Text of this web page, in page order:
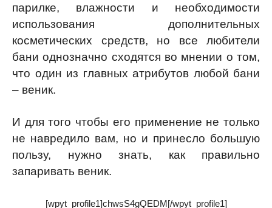
парилке, влажности и необходимости
использования дополнительных
косметических средств, но все любители
бани однозначно сходятся во мнении о том,
что один из главных атрибутов любой бани
– веник.
И для того чтобы его применение не только
не навредило вам, но и принесло большую
пользу, нужно знать, как правильно
запаривать веник.
[wpyt_profile1]chwsS4gQEDM[/wpyt_profile1]